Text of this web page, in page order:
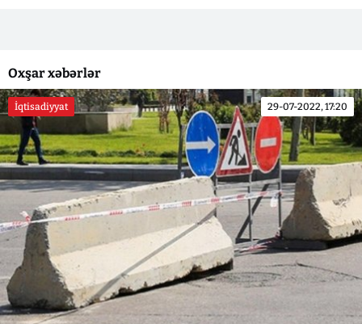
Oxşar xəbərlər
İqtisadiyyat 29-07-2022, 17:20